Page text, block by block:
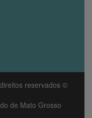
reservados ©
de Mato Grosso